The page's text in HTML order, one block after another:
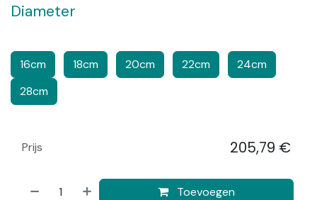
Diameter
16cm 18cm 20cm 22cm 24cm
28cm
Toevoegen
Prijs 205,79 €